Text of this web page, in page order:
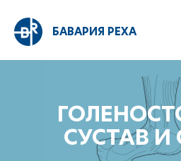
БАВАРИЯ РЕХА
СУСТАВ И